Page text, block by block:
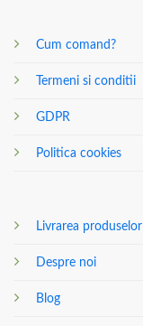
Cum comand?
Termeni si conditii
GDPR
Politica cookies
Livrarea produselor
Despre noi
Blog